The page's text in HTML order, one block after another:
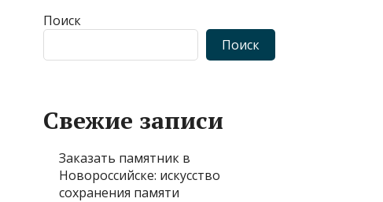
Поиск
Поиск
Свежие записи
Заказать памятник в
Новороссийске: искусство
сохранения памяти